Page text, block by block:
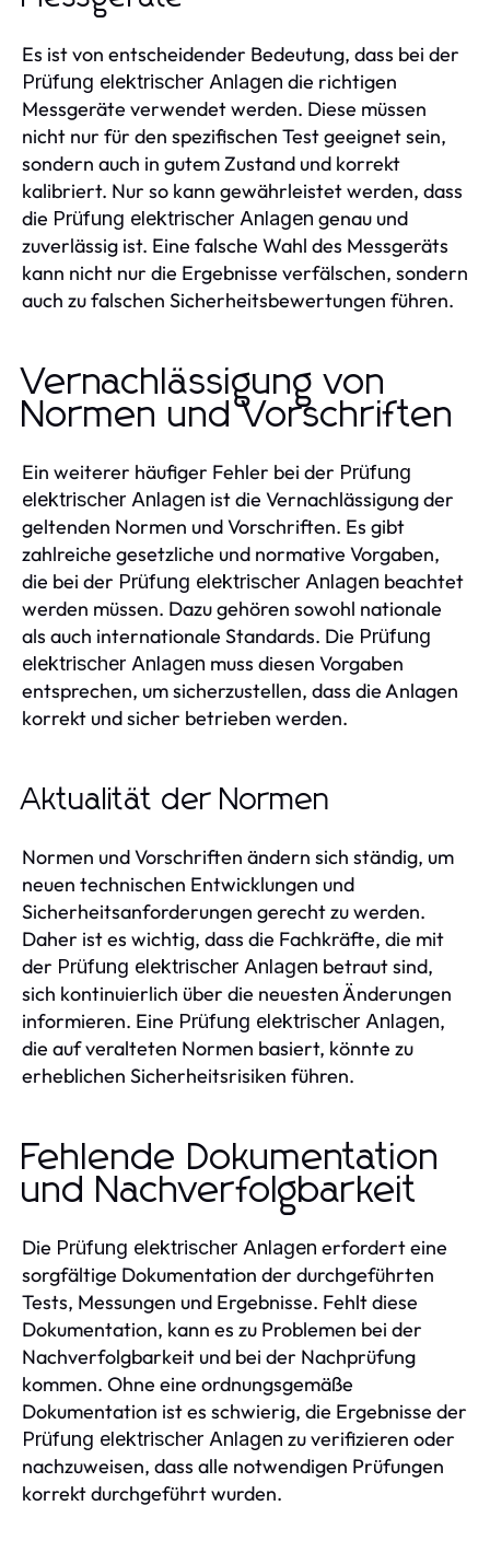
Es ist von entscheidender Bedeutung, dass bei der
Prüfung elektrischer Anlagen die richtigen
Messgeräte verwendet werden. Diese müssen
nicht nur für den spezifischen Test geeignet sein,
sondern auch in gutem Zustand und korrekt
kalibriert. Nur so kann gewährleistet werden, dass
die Prüfung elektrischer Anlagen genau und
zuverlässig ist. Eine falsche Wahl des Messgeräts
kann nicht nur die Ergebnisse verfälschen, sondern
auch zu falschen Sicherheitsbewertungen führen.
Vernachlässigung von
Normen und Vorschriften
Ein weiterer häufiger Fehler bei der Prüfung
elektrischer Anlagen ist die Vernachlässigung der
geltenden Normen und Vorschriften. Es gibt
zahlreiche gesetzliche und normative Vorgaben,
die bei der Prüfung elektrischer Anlagen beachtet
werden müssen. Dazu gehören sowohl nationale
als auch internationale Standards. Die Prüfung
elektrischer Anlagen muss diesen Vorgaben
entsprechen, um sicherzustellen, dass die Anlagen
korrekt und sicher betrieben werden.
Aktualität der Normen
Normen und Vorschriften ändern sich ständig, um
neuen technischen Entwicklungen und
Sicherheitsanforderungen gerecht zu werden.
Daher ist es wichtig, dass die Fachkräfte, die mit
der Prüfung elektrischer Anlagen betraut sind,
sich kontinuierlich über die neuesten Änderungen
informieren. Eine Prüfung elektrischer Anlagen,
die auf veralteten Normen basiert, könnte zu
erheblichen Sicherheitsrisiken führen.
Fehlende Dokumentation
und Nachverfolgbarkeit
Die Prüfung elektrischer Anlagen erfordert eine
sorgfältige Dokumentation der durchgeführten
Tests, Messungen und Ergebnisse. Fehlt diese
Dokumentation, kann es zu Problemen bei der
Nachverfolgbarkeit und bei der Nachprüfung
kommen. Ohne eine ordnungsgemäße
Dokumentation ist es schwierig, die Ergebnisse der
Prüfung elektrischer Anlagen zu verifizieren oder
nachzuweisen, dass alle notwendigen Prüfungen
korrekt durchgeführt wurden.